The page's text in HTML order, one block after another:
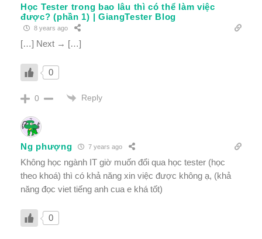
Học Tester trong bao lâu thì có thể làm việc
được? (phần 1) | GiangTester Blog
8 years ago
[…] Next → […]
0
0 Reply
Ng phượng 7 years ago
Không học ngành IT giờ muốn đổi qua học tester (học
theo khoá) thì có khả năng xin việc được không ạ, (khả
năng đọc viet tiếng anh cua e khá tốt)
0